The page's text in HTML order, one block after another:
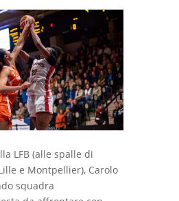
LFB (alle spalle di
e Montpellier), Carolo
squadra